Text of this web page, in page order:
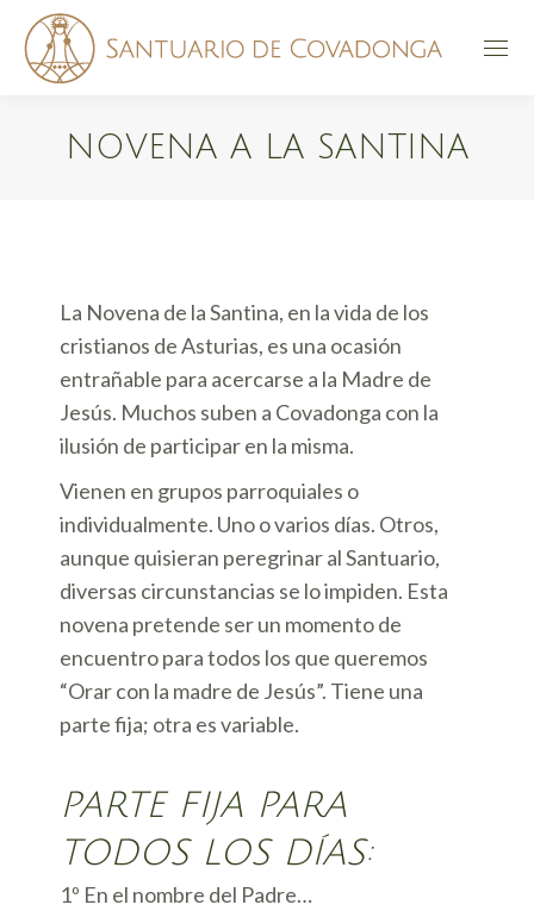
NOVENA A LA SANTINA
La Novena de la Santina, en la vida de los
cristianos de Asturias, es una ocasión
entrañable para acercarse a la Madre de
Jesús. Muchos suben a Covadonga con la
ilusión de participar en la misma.
Vienen en grupos parroquiales o
individualmente. Uno o varios días. Otros,
aunque quisieran peregrinar al Santuario,
diversas circunstancias se lo impiden. Esta
novena pretende ser un momento de
encuentro para todos los que queremos
“Orar con la madre de Jesús”. Tiene una
parte fija; otra es variable.
PARTE FIJA PARA
TODOS LOS DÍAS:
1º En el nombre del Padre…